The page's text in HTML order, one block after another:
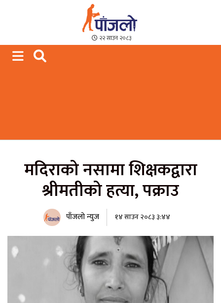
Paajalo News
We are from Far West Nepal
२२ साउन २०८३
मदिराको नसामा शिक्षकद्वारा
श्रीमतीको हत्या, पक्राउ
पाँजलो न्युज १४ साउन २०८३ ३:४४